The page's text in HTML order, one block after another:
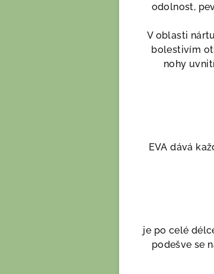
odolnost,
V oblasti
bolestivím
nohy
EVA dává
je po celé
podešve se